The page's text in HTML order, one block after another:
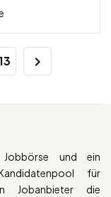
und ein
für
Jobanbieter die